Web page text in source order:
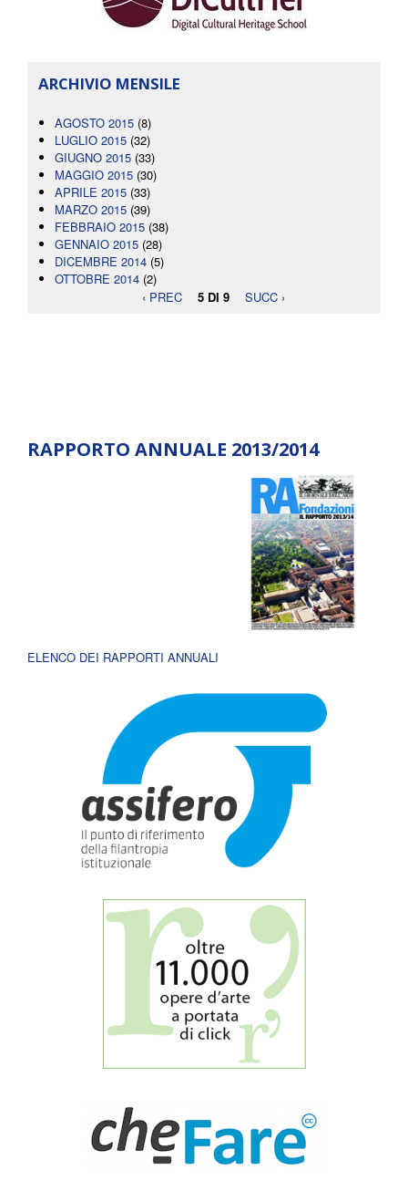
ARCHIVIO MENSILE
AGOSTO 2015 (8)
LUGLIO 2015 (32)
GIUGNO 2015 (33)
MAGGIO 2015 (30)
APRILE 2015 (33)
MARZO 2015 (39)
FEBBRAIO 2015 (38)
GENNAIO 2015 (28)
DICEMBRE 2014 (5)
OTTOBRE 2014 (2)
‹ PREC
5 DI 9 SUCC ›
RAPPORTO ANNUALE 2013/2014
ELENCO DEI RAPPORTI ANNUALI